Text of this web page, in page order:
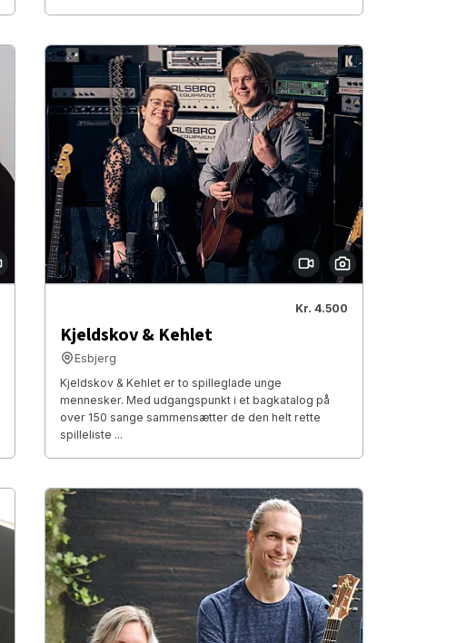
Kr. 4.500
Kjeldskov & Kehlet
Esbjerg
Kjeldskov & Kehlet er to spilleglade unge
mennesker. Med udgangspunkt i et bagkatalog på
over 150 sange sammensætter de den helt rette
spilleliste ...